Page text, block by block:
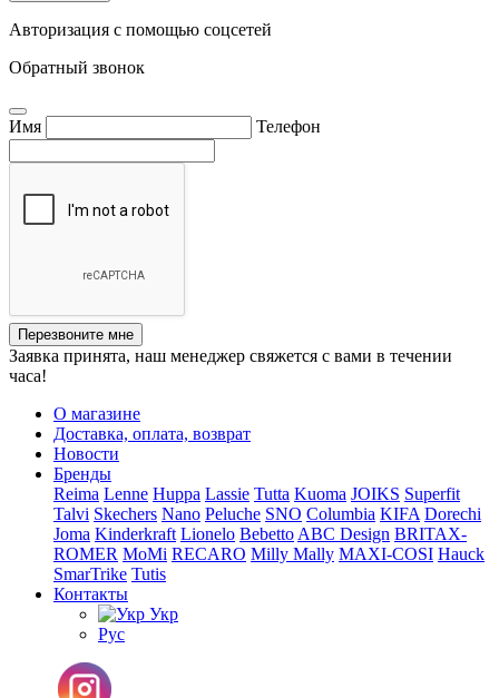
Авторизация с помощью соцсетей
Обратный звонок
Имя Телефон
Перезвоните мне
Заявка принята, наш менеджер свяжется с вами в течении
часа!
О магазине
Доставка, оплата, возврат
Новости
Бренды
Reima Lenne Huppa Lassie Tutta Kuoma JOIKS Superfit
Talvi Skechers Nano Peluche SNO Columbia KIFA Dorechi
Joma Kinderkraft Lionelo Bebetto ABC Design BRITAX-
ROMER MoMi RECARO Milly Mally MAXI-COSI Hauck
SmarTrike Tutis
Контакты
Укр
Рус